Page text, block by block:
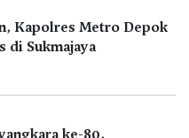
Kapolres Metro Depok
di Sukmajaya
ke-80,